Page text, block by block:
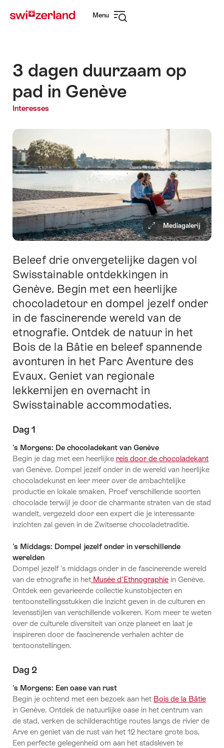
Menu
3 dagen duurzaam op
pad in Genève
Interesses
Mediagalerij
Inleiding
Beleef drie onvergetelijke dagen vol
Swisstainable ontdekkingen in
Genève. Begin met een heerlijke
chocoladetour en dompel jezelf onder
in de fascinerende wereld van de
etnografie. Ontdek de natuur in het
Bois de la Bâtie en beleef spannende
avonturen in het Parc Aventure des
Evaux. Geniet van regionale
lekkernijen en overnacht in
Swisstainable accommodaties.
Dag 1
's Morgens: De chocoladekant van Genève
Begin je dag met een heerlijke reis door de chocoladekant
van Genève. Dompel jezelf onder in de wereld van heerlijke
chocoladekunst en leer meer over de ambachtelijke
productie en lokale smaken. Proef verschillende soorten
chocolade terwijl je door de charmante straten van de stad
wandelt, vergezeld door een expert die je interessante
inzichten zal geven in de Zwitserse chocoladetraditie.
's Middags: Dompel jezelf onder in verschillende
werelden
Dompel jezelf 's middags onder in de fascinerende wereld
van de etnografie in het Musée d'Ethnographie in Genève.
Ontdek een gevarieerde collectie kunstobjecten en
tentoonstellingsstukken die inzicht geven in de culturen en
levensstijlen van verschillende volkeren. Kom meer te weten
over de culturele diversiteit van onze planeet en laat je
inspireren door de fascinerende verhalen achter de
tentoonstellingen.
Dag 2
's Morgens: Een oase van rust
Begin je ochtend met een bezoek aan het Bois de la Bâtie
in Genève. Ontdek de natuurlijke oase in het centrum van
de stad, verken de schilderachtige routes langs de rivier de
Arve en geniet van de rust van het 12 hectare grote bos.
Een perfecte gelegenheid om aan het stadsleven te